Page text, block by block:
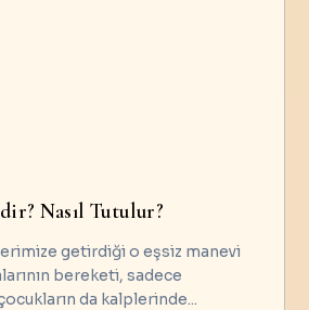
Nasıl Tutulur?
getirdiği o eşsiz manevi
bereketi, sadece
da kalplerinde...